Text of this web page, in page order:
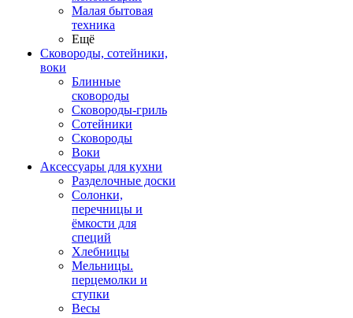
Малая бытовая
техника
Ещё
Сковороды, сотейники,
воки
Блинные
сковороды
Сковороды-гриль
Сотейники
Сковороды
Воки
Аксессуары для кухни
Разделочные доски
Солонки,
перечницы и
ёмкости для
специй
Хлебницы
Мельницы.
перцемолки и
ступки
Весы